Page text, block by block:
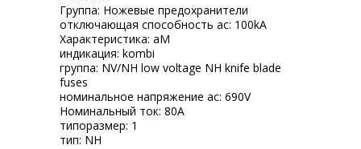
Группа: Ножевые предохранители
отключающая способность ac: 100kA
Характеристика: aM
индикация: kombi
группа: NV/NH low voltage NH knife blade
fuses
номинальное напряжение ac: 690V
Номинальный ток: 80A
типоразмер: 1
тип: NH